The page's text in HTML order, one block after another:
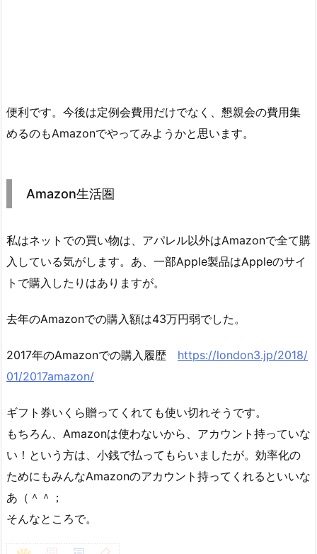
便利です。今後は定例会費用だけでなく、懇親会の費用集
めるのもAmazonでやってみようかと思います。
Amazon生活圏
私はネットでの買い物は、アパレル以外はAmazonで全て購
入している気がします。あ、一部Apple製品はAppleのサイ
トで購入したりはありますが。
去年のAmazonでの購入額は43万円弱でした。
2017年のAmazonでの購入履歴 https://london3.jp/2018/
01/2017amazon/
ギフト券いくら贈ってくれても使い切れそうです。
もちろん、Amazonは使わないから、アカウント持っていな
い！という方は、小銭で払ってもらいましたが。効率化の
ためにもみんなAmazonのアカウント持ってくれるといいな
あ（＾＾；
そんなところで。